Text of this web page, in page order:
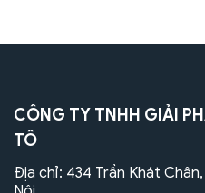
CÔNG TY TNHH GIẢI
TÔ
Địa chỉ: 434 Trần Khát